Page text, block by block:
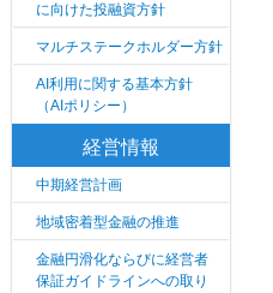
に向けた投融資方針
マルチステークホルダー方針
AI利用に関する基本方針
（AIポリシー）
経営情報
中期経営計画
地域密着型金融の推進
金融円滑化ならびに経営者
保証ガイドラインへの取り